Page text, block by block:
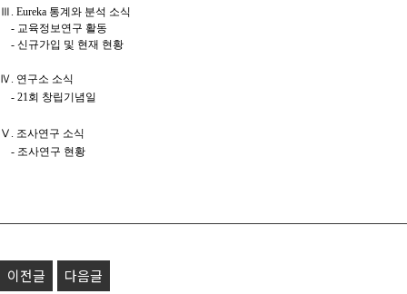
Ⅲ. Eureka 통계와 분석 소식
- 교육정보연구 활동
- 신규가입 및 현재 현황
Ⅳ. 연구소 소식
- 21회 창립기념일
Ⅴ. 조사연구 소식
- 조사연구 현황
이전글 다음글